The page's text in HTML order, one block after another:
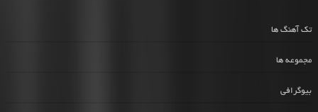
تک آهنگ ها
مجموعه ها
بیوگرافی